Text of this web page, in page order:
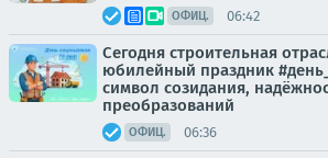
ОФИЦ. 06:42
Сегодня строительная
юбилейный праздник
символ созидания,
преобразований
ОФИЦ. 06:36